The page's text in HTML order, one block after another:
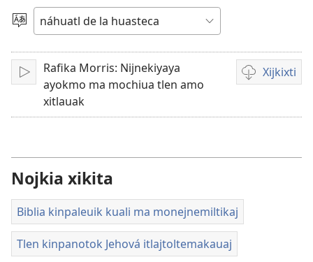
video
Xijtlapejpeni
tlake
tlajtoli
Ma
peua
Rafika Morris: Nijnekiyaya
ayokmo ma mochiua tlen amo
xitlauak
Xijkixti
Opciones
descarga
Nojkia xikita
Biblia kinpaleuik kuali ma monejnemiltikaj
Tlen kinpanotok Jehová itlajtoltemakauaj